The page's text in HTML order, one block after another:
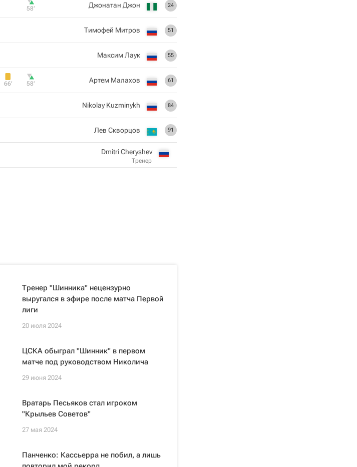
24
Джонатан Джон
58‎’‎
51
Тимофей Митров
55
Максим Лаук
61
Артем Малахов
58‎’‎
66‎’‎
84
Nikolay Kuzminykh
91
Лев Скворцов
Dmitri Cheryshev
Тренер
Тренер "Шинника" нецензурно
выругался в эфире после матча Первой
лиги
20 июля 2024
ЦСКА обыграл "Шинник" в первом
матче под руководством Николича
29 июня 2024
Вратарь Песьяков стал игроком
"Крыльев Советов"
27 мая 2024
Панченко: Кассьерра не побил, а лишь